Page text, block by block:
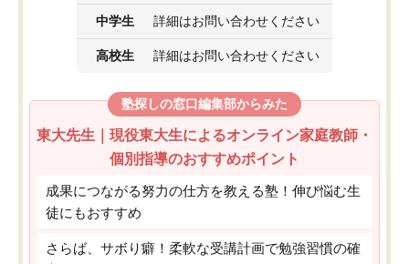
中学生 詳細はお問い合わせください
高校生 詳細はお問い合わせください
塾探しの窓口編集部からみた
東大先生｜現役東大生によるオンライン家庭教師・
個別指導のおすすめポイント
成果につながる努力の仕方を教える塾！伸び悩む生
徒にもおすすめ
さらば、サボり癖！柔軟な受講計画で勉強習慣の確